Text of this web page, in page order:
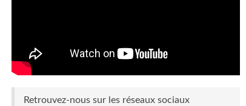
Retrouvez-nous sur les réseaux sociaux